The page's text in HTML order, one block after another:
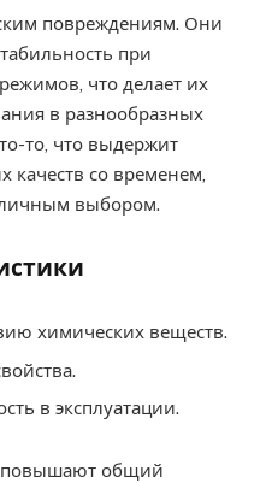
повреждениям. Они
при
что делает их
в разнообразных
то, что выдержит
качеств со временем,
выбором.
химических веществ.
в эксплуатации.
повышают общий